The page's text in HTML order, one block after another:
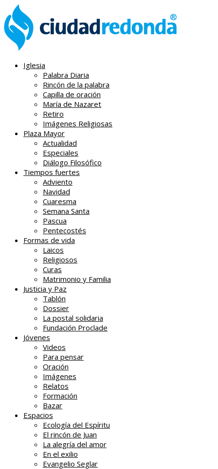
Iglesia
Palabra Diaria
Rincón de la palabra
Capilla de oración
María de Nazaret
Retiro
Imágenes Religiosas
Plaza Mayor
Actualidad
Especiales
Diálogo Filosófico
Tiempos fuertes
Adviento
Navidad
Cuaresma
Semana Santa
Pascua
Pentecostés
Formas de vida
Laicos
Religiosos
Curas
Matrimonio y Familia
Justicia y Paz
Tablón
Dossier
La postal solidaria
Fundación Proclade
Jóvenes
Videos
Para pensar
Oración
Imágenes
Relatos
Formación
Bazar
Espacios
Ecología del Espíritu
El rincón de Juan
La alegría del amor
En el exilio
Evangelio Seglar